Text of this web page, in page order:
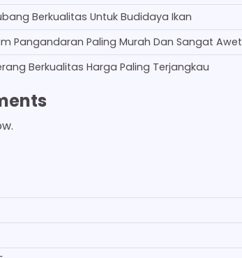
Berkualitas Untuk Budidaya Ikan
Pangandaran Paling Murah Dan Sangat Awet
Berkualitas Harga Paling Terjangkau